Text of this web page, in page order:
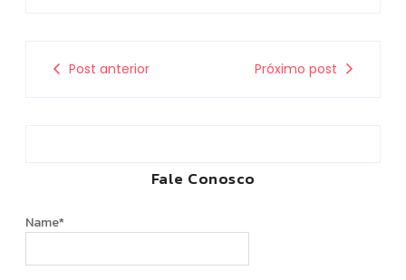
Post anterior Próximo post
Fale Conosco
Name*